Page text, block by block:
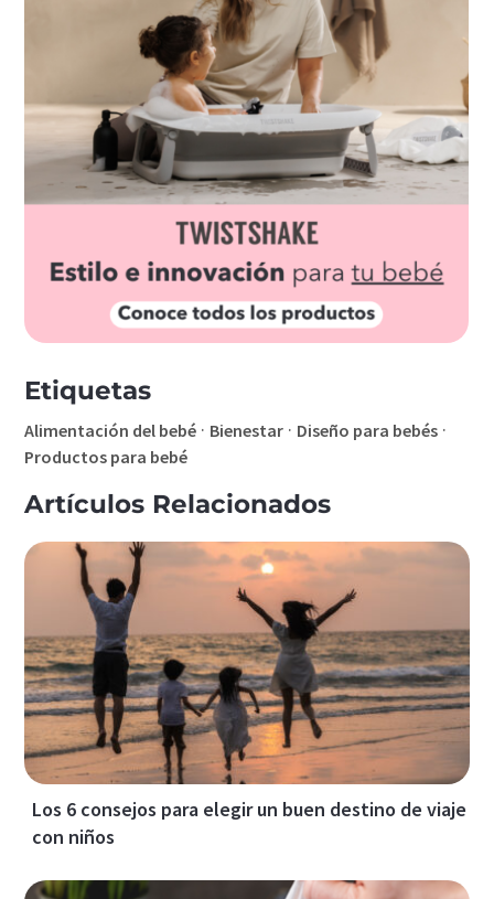
Etiquetas
Alimentación del bebé · Bienestar · Diseño para bebés ·
Productos para bebé
Artículos Relacionados
Los 6 consejos para elegir un buen destino de viaje
con niños